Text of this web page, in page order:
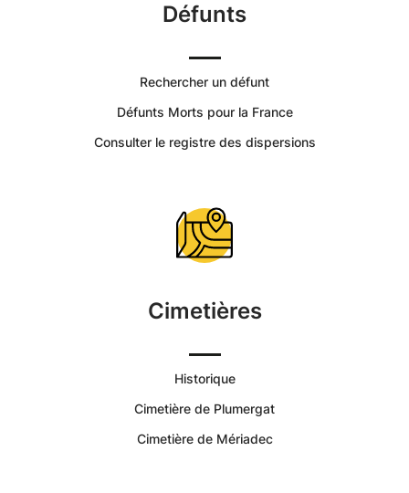
Commune
de
Plumergat
Portail
Citoyen
Commune
de
Plumergat
|
Défunts
Rechercher un défunt
Défunts Morts pour la France
Consulter le registre des dispersions
Cimetières
Historique
Cimetière de Plumergat
Cimetière de Mériadec